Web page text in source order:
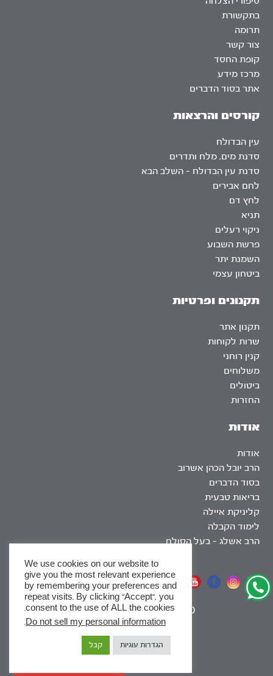
אודות
אודות
הרב יובל הכהן אשרוב
בסוד הדברים
בריאות טבעית
קליניקת איילה
לימוד הקבלה
הרב אשלג – בעל הסולם
בתקשורת
תרומה
צור קשר
קופת החסד
מרכז מידע
אתר בסוד הדברים
קורסים והרצאות
עין הבדולח
סדנת מים, מלח ותדרים
סדנת עין הבדולח – השלב הבא
לחם אבירים
לחץ דם
תניא
ניקוי רעלים
פרשת השבוע
השמנת יתר
ביטחון עצמי
תקנונים ופרטיות
תקנון אתר
שרות לקוחות
קנין רוחני
משלוחים
ביטולים
החזרות
אתר שומר שבת
SEO
|
We use cookies on our website to
give you the most relevant experience
by remembering your preferences and
repeat visits. By clicking “Accept”, you
consent to the use of ALL the cookies.
Do not sell my personal information
.
הגדרות עוגיות קבל
x